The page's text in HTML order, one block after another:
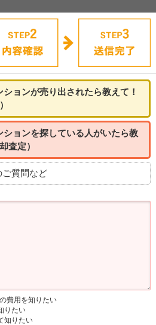
ションが売り出されたら教えて！
ションを探している人がいたら教
査定）
ご質問など
費用を知りたい
りたい
知りたい